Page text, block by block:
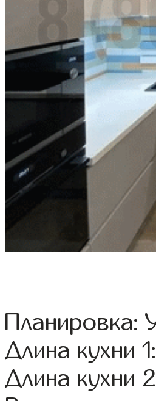
Планировка:
Длина кухни
Длина кухни